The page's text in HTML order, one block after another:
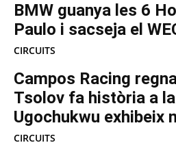
BMW guanya les 6
Paulo i sacseja el
CIRCUITS
Campos Racing
Tsolov fa història a
Ugochukwu exhibeix
CIRCUITS